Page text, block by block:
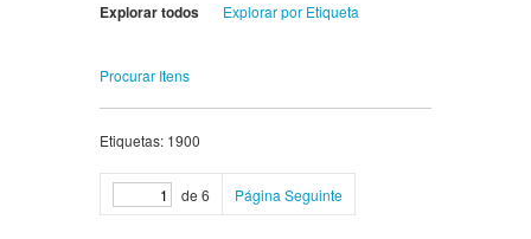
Explorar todos Explorar por Etiqueta
Procurar Itens
Etiquetas: 1900
de 6 Página Seguinte